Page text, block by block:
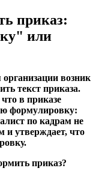
приказ:
или
возник
текст приказа.
в приказе
формулировку:
по кадрам не
и утверждает, что
приказ?